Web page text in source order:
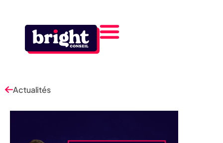
Actualités